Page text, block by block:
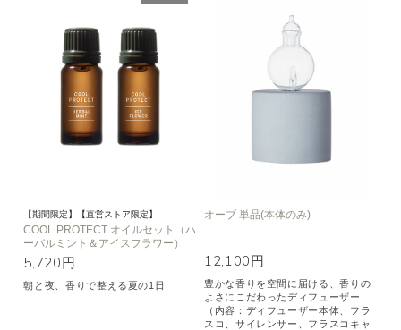
【期間限定】【直営ストア限定】
COOL PROTECT オイルセット（ハ
ーバルミント＆アイスフラワー）
5,720円
朝と夜、香りで整える夏の1日
オーブ 単品(本体のみ)
12,100円
豊かな香りを空間に届ける、香りの
よさにこだわったディフューザー
（内容：ディフューザー本体、フラ
スコ、サイレンサー、フラスコキャ